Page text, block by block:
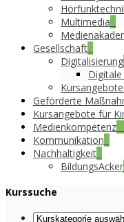
Multimedia
Gesellschaft
Digitalisierung
Geförderte
Kursangebote für
Medienkompetenz
Kommunikation
Nachhaltigkeit
BildungsAcker
Kurssuche